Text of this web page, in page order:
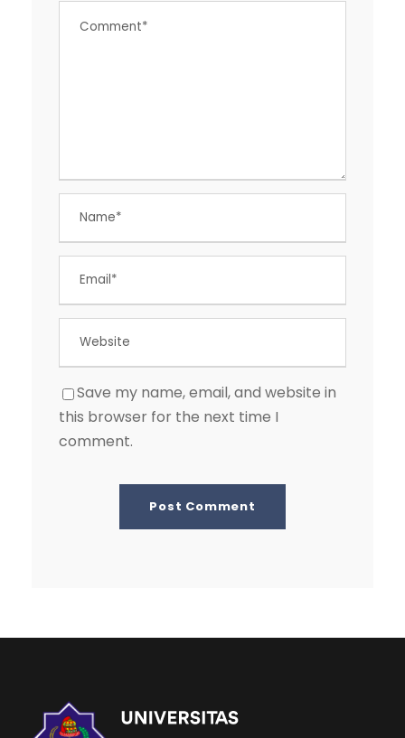
Save my name, email, and website in
this browser for the next time I
comment.